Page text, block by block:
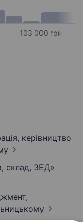
103 000 грн
керівництво
склад, ЗЕД»